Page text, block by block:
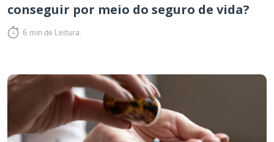
conseguir por meio do seguro de vida?
6 min de Leitura.